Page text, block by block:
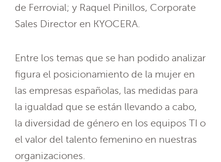
de Ferrovial; y Raquel Pinillos, Corporate
Sales Director en KYOCERA.
Entre los temas que se han podido analizar
figura el posicionamiento de la mujer en
las empresas españolas, las medidas para
la igualdad que se están llevando a cabo,
la diversidad de género en los equipos TI o
el valor del talento femenino en nuestras
organizaciones.